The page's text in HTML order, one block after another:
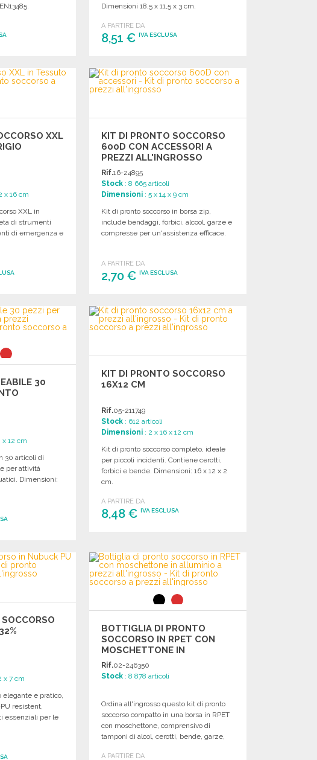
Dimensioni 18,5 x 11,5 x 3 cm.
A PARTIRE DA
8,51 €IVA ESCLUSA
Richiedi un preventivo
XXL
x 16 cm
XXL in
di strumenti
di emergenza e
KIT DI PRONTO SOCCORSO
600D CON ACCESSORI A
PREZZI ALL'INGROSSO
Rif.16-24895
Stock : 8 665 articoli
Dimensioni : 5 x 14 x 9 cm
Kit di pronto soccorso in borsa zip,
include bendaggi, forbici, alcool, garze e
compresse per un'assistenza efficace.
A PARTIRE DA
2,70 €IVA ESCLUSA
Richiedi un preventivo
30
x 12 cm
30 articoli di
per attività
Dimensioni:
KIT DI PRONTO SOCCORSO
16X12 CM
Rif.05-211749
Stock : 612 articoli
Dimensioni : 2 x 16 x 12 cm
Kit di pronto soccorso completo, ideale
per piccoli incidenti. Contiene cerotti,
forbici e bende. Dimensioni: 16 x 12 x 2
cm.
A PARTIRE DA
8,48 €IVA ESCLUSA
Richiedi un preventivo
x 7 cm
elegante e pratico,
resistent,
essenziali per le
BOTTIGLIA DI PRONTO
SOCCORSO IN RPET CON
MOSCHETTONE IN
ALLUMINIO A PREZZI
ALL'INGROSSO
Rif.02-246350
Stock : 8 878 articoli
Ordina all'ingrosso questo kit di pronto
soccorso compatto in una borsa in RPET
con moschettone, comprensivo di
tamponi di alcol, cerotti, bende, garze,
A PARTIRE DA